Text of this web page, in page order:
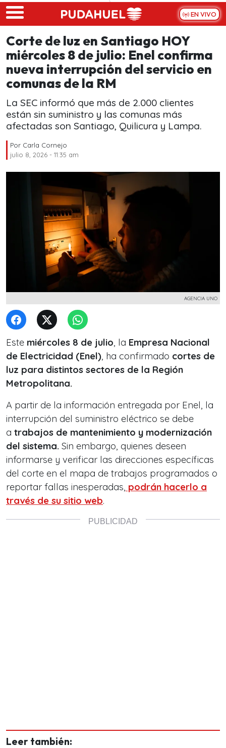
Skip to main content
EN VIVO
Corte de luz en Santiago HOY
miércoles 8 de julio: Enel confirma
nueva interrupción del servicio en
comunas de la RM
La SEC informó que más de 2.000 clientes
están sin suministro y las comunas más
afectadas son Santiago, Quilicura y Lampa.
Por Carla Cornejo
julio 8, 2026 - 11:35 am
AGENCIA UNO
Este miércoles 8 de julio, la Empresa Nacional
de Electricidad (Enel), ha confirmado cortes de
luz para distintos sectores de la Región
Metropolitana.
A partir de la información entregada por Enel, la
interrupción del suministro eléctrico se debe
a trabajos de mantenimiento y modernización
del sistema. Sin embargo, quienes deseen
informarse y verificar las direcciones específicas
del corte en el mapa de trabajos programados o
reportar fallas inesperadas, podrán hacerlo a
través de su sitio web.
Leer también: